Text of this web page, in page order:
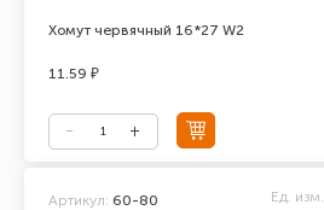
Хомут червячный 16*27 W2
11.59 ₽
Артикул: 60-80 Ед. изм.